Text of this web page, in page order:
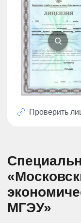
Проверить
МГЭУ»